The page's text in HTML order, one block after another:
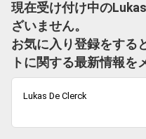
現在受け付け中の
ざいません。
お気に入り登録をする
トに関する最新情報を
Lukas De Clerck